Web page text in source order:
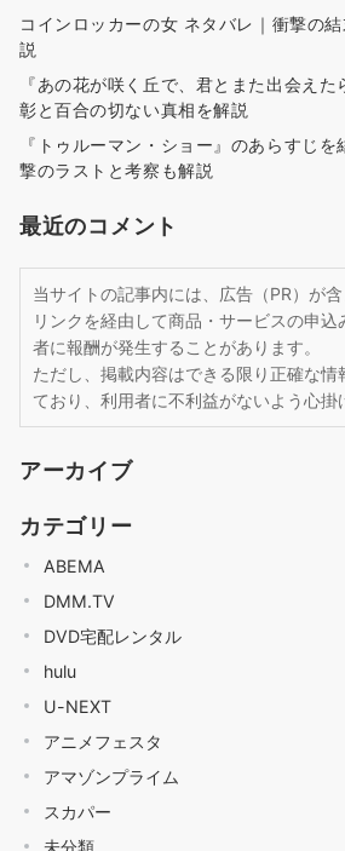
コインロッカーの女 ネタバレ｜衝撃の
説
『あの花が咲く丘で、君とまた出会えた
彰と百合の切ない真相を解説
『トゥルーマン・ショー』のあらすじ
撃のラストと考察も解説
最近のコメント
当サイトの記事内には、広告（PR）が含
リンクを経由して商品・サービスの申
者に報酬が発生することがあります。
ただし、掲載内容はできる限り正確な情
ており、利用者に不利益がないよう心掛
アーカイブ
カテゴリー
ABEMA
DMM.TV
DVD宅配レンタル
hulu
U-NEXT
アニメフェスタ
アマゾンプライム
スカパー
未分類